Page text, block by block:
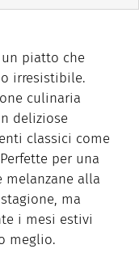
piatto che
irresistibile.
culinaria
deliziose
classici come
per una
melanzane alla
ma
i mesi estivi
meglio.